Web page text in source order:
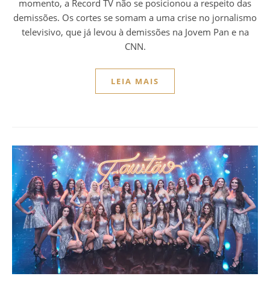
momento, a Record TV não se posicionou a respeito das
demissões. Os cortes se somam a uma crise no jornalismo
televisivo, que já levou à demissões na Jovem Pan e na
CNN.
LEIA MAIS